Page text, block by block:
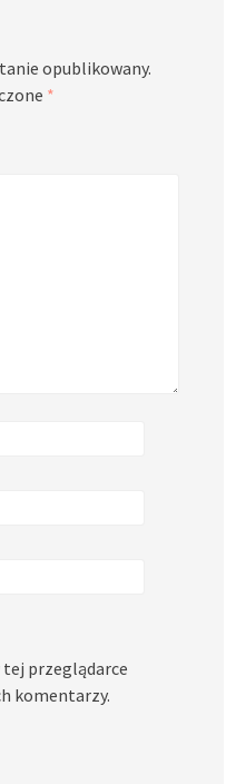
opublikowany.
*
przeglądarce
komentarzy.